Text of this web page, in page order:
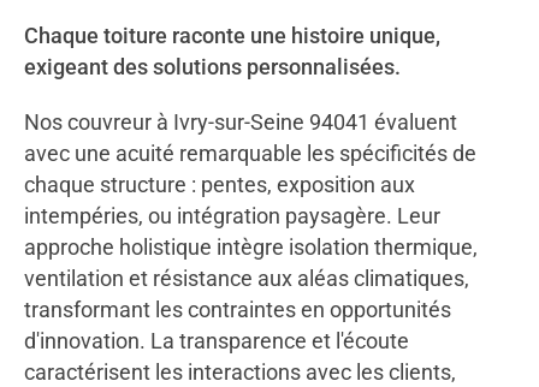
Chaque toiture raconte une histoire unique,
exigeant des solutions personnalisées.
Nos couvreur à Ivry-sur-Seine 94041 évaluent
avec une acuité remarquable les spécificités de
chaque structure : pentes, exposition aux
intempéries, ou intégration paysagère. Leur
approche holistique intègre isolation thermique,
ventilation et résistance aux aléas climatiques,
transformant les contraintes en opportunités
d'innovation. La transparence et l'écoute
caractérisent les interactions avec les clients,